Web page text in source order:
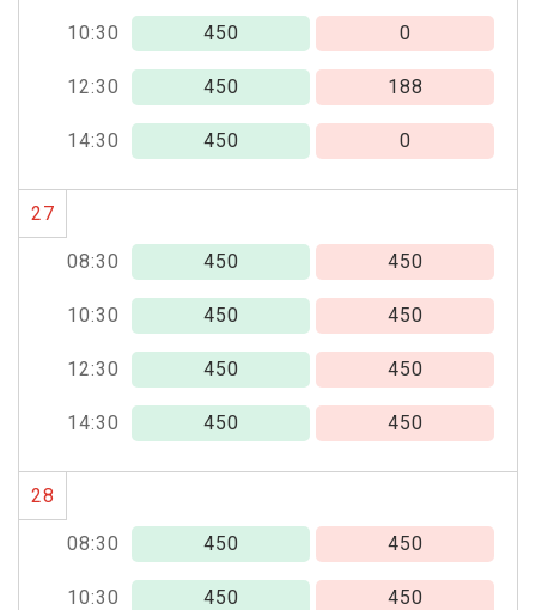
10:30 450 0
12:30 450 188
14:30 450 0
27
08:30 450 450
10:30 450 450
12:30 450 450
14:30 450 450
28
08:30 450 450
10:30 450 450